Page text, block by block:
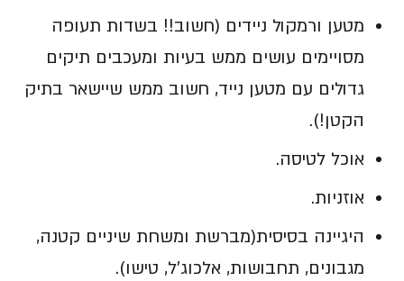
מטען ורמקול ניידים (חשוב!! בשדות תעופה
מסויימים עושים ממש בעיות ומעכבים תיקים
גדולים עם מטען נייד, חשוב ממש שיישאר בתיק
הקטן!).
אוכל לטיסה.
אוזניות.
היגיינה בסיסית(מברשת ומשחת שיניים קטנה,
מגבונים, תחבושות, אלכוג'ל, טישו).